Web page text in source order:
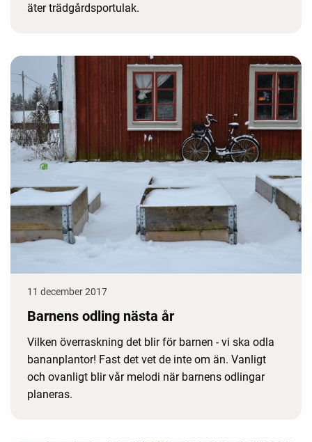
äter trädgårdsportulak.
11 december 2017
Barnens odling nästa år
Vilken överraskning det blir för barnen - vi ska odla
bananplantor! Fast det vet de inte om än. Vanligt
och ovanligt blir vår melodi när barnens odlingar
planeras.